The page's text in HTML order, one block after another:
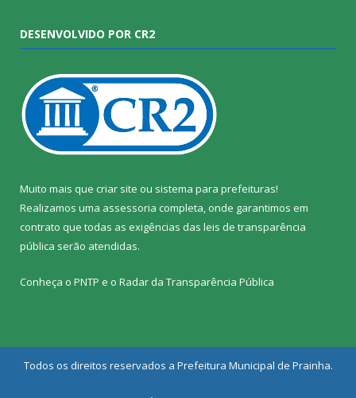
DESENVOLVIDO POR CR2
Muito mais que criar site ou sistema para prefeituras!
Realizamos uma assessoria completa, onde garantimos em
contrato que todas as exigências das leis de transparência
pública serão atendidas.
Conheça o PNTP e o Radar da Transparência Pública
Todos os direitos reservados a Prefeitura Municipal de Prainha.